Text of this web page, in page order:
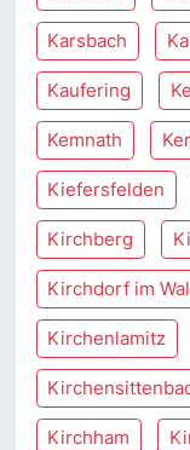
Karsbach
Kaufering
Kemnath
Kiefersfelden
Kirchberg
Kirchdorf im
Kirchenlamitz
Kirchham